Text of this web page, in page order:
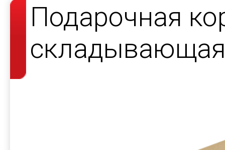
Подарочная